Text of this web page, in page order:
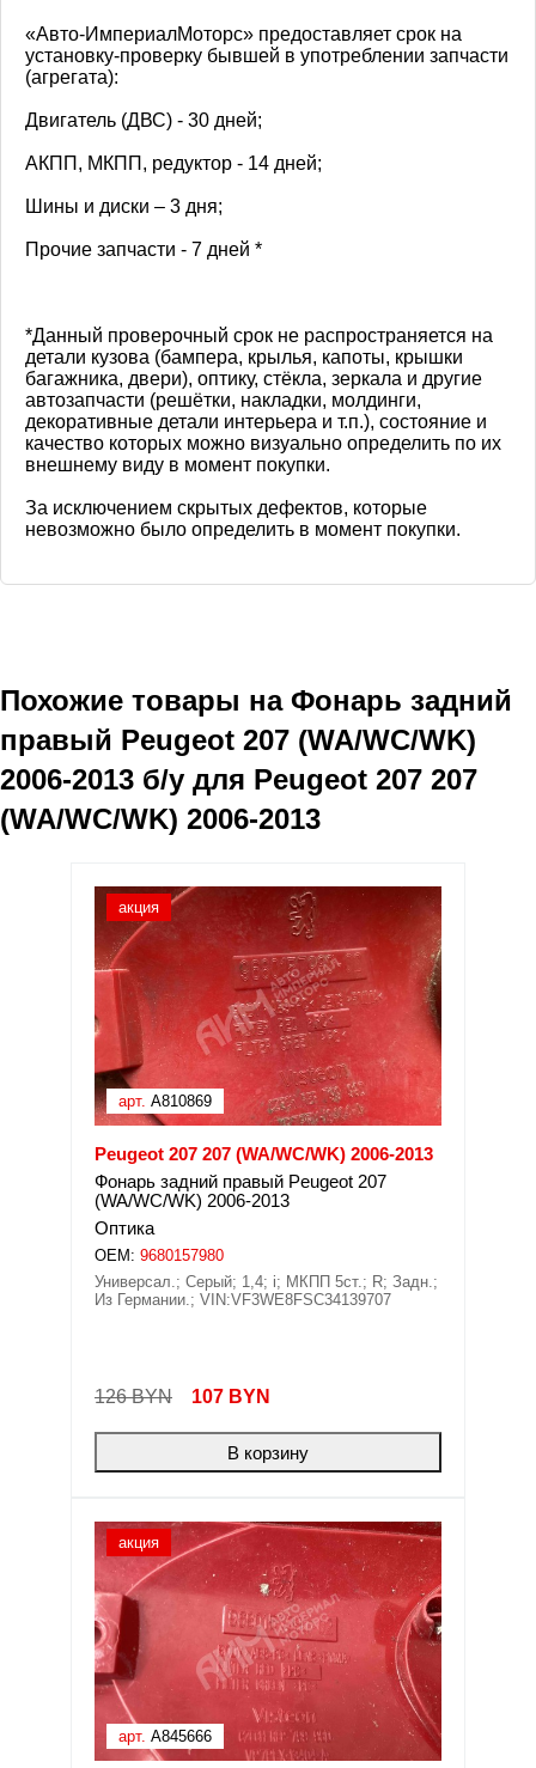
«Авто-ИмпериалМоторс» предоставляет срок на
установку-проверку бывшей в употреблении запчасти
(агрегата):
Двигатель (ДВС) - 30 дней;
АКПП, МКПП, редуктор - 14 дней;
Шины и диски – 3 дня;
Прочие запчасти - 7 дней *
*Данный проверочный срок не распространяется на
детали кузова (бампера, крылья, капоты, крышки
багажника, двери), оптику, стёкла, зеркала и другие
автозапчасти (решётки, накладки, молдинги,
декоративные детали интерьера и т.п.), состояние и
качество которых можно визуально определить по их
внешнему виду в момент покупки.
За исключением скрытых дефектов, которые
невозможно было определить в момент покупки.
Похожие товары на Фонарь задний
правый Peugeot 207 (WA/WC/WK)
2006-2013 б/у для Peugeot 207 207
(WA/WC/WK) 2006-2013
акция
арт. A810869
Peugeot 207 207 (WA/WC/WK) 2006-2013
Фонарь задний правый Peugeot 207
(WA/WC/WK) 2006-2013
Оптика
OEM: 9680157980
Универсал.; Серый; 1,4; i; МКПП 5ст.; R; Задн.;
Из Германии.; VIN:VF3WE8FSC34139707
126 BYN 107 BYN
В корзину
акция
арт. A845666